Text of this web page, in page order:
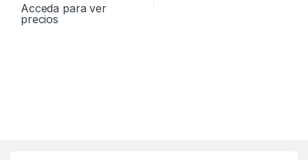
Acceda para ver
precios